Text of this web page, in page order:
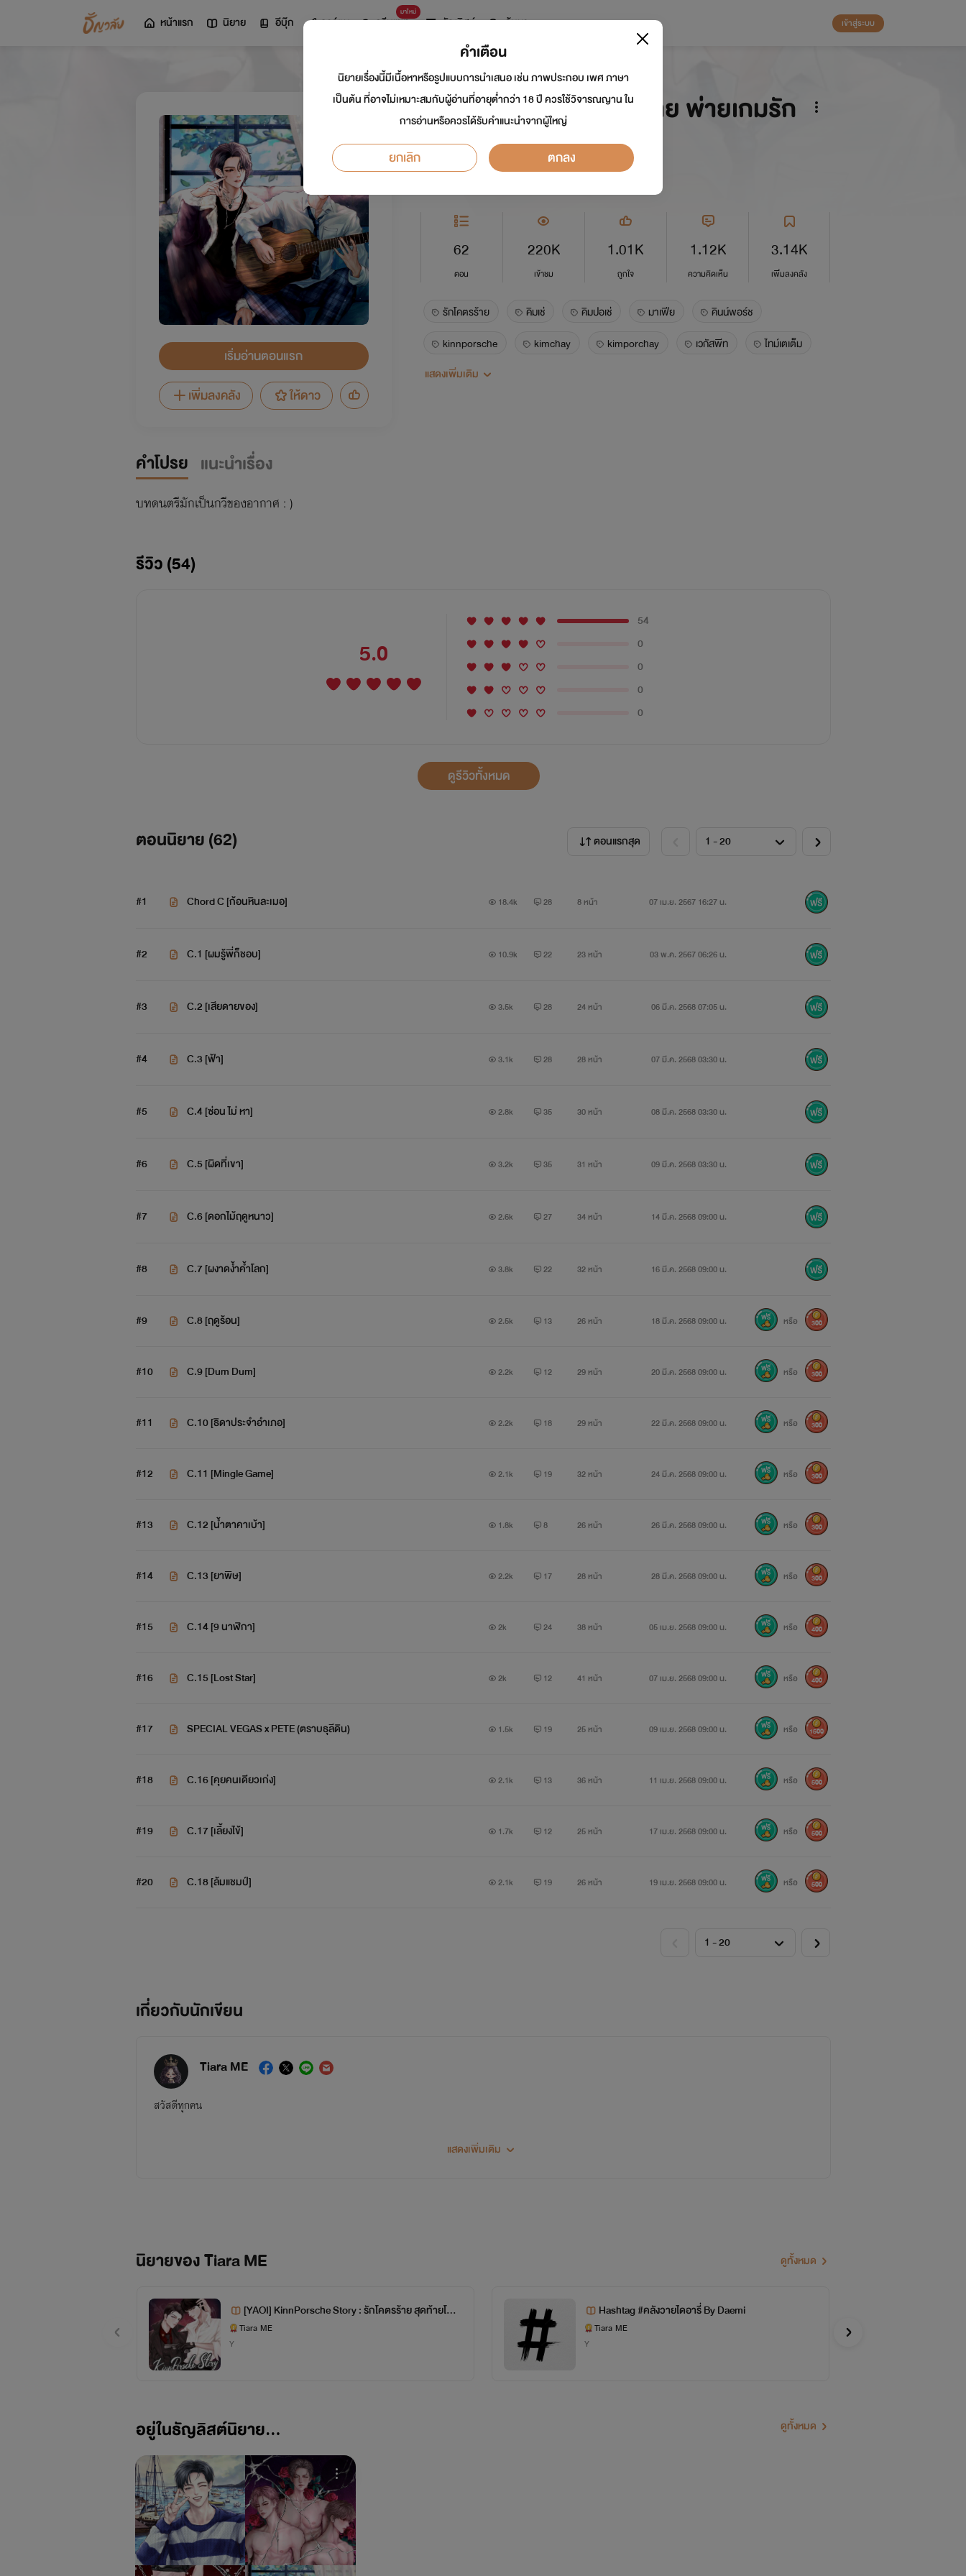
หน้าแรก นิยาย อีบุ๊ก การ์ตูน
มาใหม่
ดรีมแชท ธัญลิสต์ ค้นหา เข้าสู่ระบบ
เริ่มอ่านตอนแรก
เพิ่มลงคลัง
ให้ดาว
KimChay : รักโคตรร้าย พ่ายเกมรัก
นักเขียน:Tiara ME
Y
62
ตอน
220K
เข้าชม
1.01K
ถูกใจ
1.12K
ความคิดเห็น
3.14K
เพิ่มลงคลัง
รักโคตรร้าย คิมเช่ คิมปอเช่ มาเฟีย
คินน์พอร์ช
kinnporsche
kimchay kimporchay เวกัสพีท
ไทม์เตเต็ม
vegaspete
แสดงเพิ่มเติม
คำโปรย แนะนำเรื่อง
บทดนตรีมักเป็นกวีของอากาศ : )
รีวิว (54)
5.0
54
0
0
0
0
ดูรีวิวทั้งหมด
ตอนนิยาย (62) ตอนแรกสุด
#1 Chord C [ก้อนหินละเมอ] 18.4k 28 8 หน้า 07 เม.ย. 2567 16:27 น.
#2 C.1 [ผมรู้พี่ก็ชอบ] 10.9k 22 23 หน้า 03 พ.ค. 2567 06:26 น.
#3 C.2 [เสียดายของ] 3.5k 28 24 หน้า 06 มี.ค. 2568 07:05 น.
#4 C.3 [ฟ้า] 3.1k 28 28 หน้า 07 มี.ค. 2568 03:30 น.
#5 C.4 [ซ่อน ไม่ หา] 2.8k 35 30 หน้า 08 มี.ค. 2568 03:30 น.
#6 C.5 [ผิดที่เขา] 3.2k 35 31 หน้า 09 มี.ค. 2568 03:30 น.
#7 C.6 [ดอกไม้ฤดูหนาว] 2.6k 27 34 หน้า 14 มี.ค. 2568 09:00 น.
#8 C.7 [ผงาดง้ำค้ำโลก] 3.8k 22 32 หน้า 16 มี.ค. 2568 09:00 น.
#9 C.8 [ฤดูร้อน] 2.5k 13 26 หน้า 18 มี.ค. 2568 09:00 น. หรือ 300
#10 C.9 [Dum Dum] 2.2k 12 29 หน้า 20 มี.ค. 2568 09:00 น. หรือ 300
#11 C.10 [ธิดาประจำอำเภอ] 2.2k 18 29 หน้า 22 มี.ค. 2568 09:00 น. หรือ 300
#12 C.11 [Mingle Game] 2.1k 19 32 หน้า 24 มี.ค. 2568 09:00 น. หรือ 300
#13 C.12 [น้ำตาคาเบ้า] 1.8k 8 26 หน้า 26 มี.ค. 2568 09:00 น. หรือ 300
#14 C.13 [ยาพิษ] 2.2k 17 28 หน้า 28 มี.ค. 2568 09:00 น. หรือ 300
#15 C.14 [9 นาฬิกา] 2k 24 38 หน้า 05 เม.ย. 2568 09:00 น. หรือ 400
#16 C.15 [Lost Star] 2k 12 41 หน้า 07 เม.ย. 2568 09:00 น. หรือ 400
#17 SPECIAL VEGAS x PETE (ตราบธุลีดิน) 1.5k 19 25 หน้า 09 เม.ย. 2568 09:00 น. หรือ 1500
#18 C.16 [คุยคนเดียวเก่ง] 2.1k 13 36 หน้า 11 เม.ย. 2568 09:00 น. หรือ 500
#19 C.17 [เลี้ยงไข้] 1.7k 12 25 หน้า 17 เม.ย. 2568 09:00 น. หรือ 500
#20 C.18 [ล้มแชมป์] 2.1k 19 26 หน้า 19 เม.ย. 2568 09:00 น. หรือ 500
เกี่ยวกับนักเขียน
Tiara ME
สวัสดีทุกคน
แสดงเพิ่มเติม
นิยายของ Tiara ME ดูทั้งหมด
[YAOI] KinnPorsche Story : รักโคตรร้าย สุดท้ายโคต
รรัก
Tiara ME
Y
Hashtag #คลังวายไดอารี่ By Daemi
Tiara ME
Y
อยู่ในธัญลิสต์นิยาย... ดูทั้งหมด
คำเตือน
นิยายเรื่องนี้มีเนื้อหาหรือรูปแบบการนำเสนอ เช่น ภาพประกอบ เพศ ภาษา
เป็นต้น ที่อาจไม่เหมาะสมกับผู้อ่านที่อายุต่ำกว่า 18 ปี ควรใช้วิจารณญาน ใน
การอ่านหรือควรได้รับคำแนะนำจากผู้ใหญ่
ยกเลิก ตกลง